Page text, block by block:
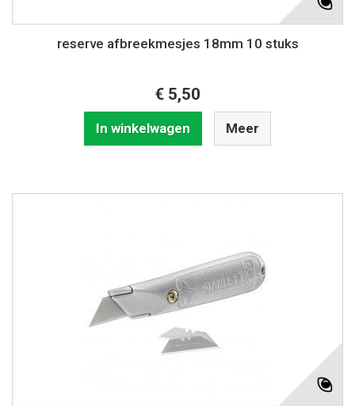
reserve afbreekmesjes 18mm 10 stuks
€ 5,50
In winkelwagen Meer